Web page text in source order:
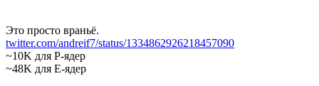
Это просто враньё.
twitter.com/andreif7/status/1334862926218457090
~10K для P-ядер
~48K для E-ядер